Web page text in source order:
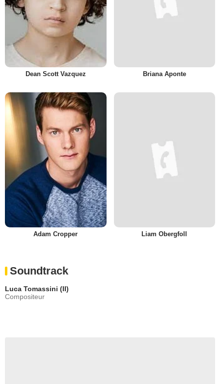
Dean Scott Vazquez Briana Aponte
Adam Cropper Liam Obergfoll
Soundtrack
Luca Tomassini (II)
Compositeur